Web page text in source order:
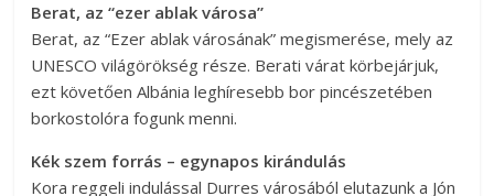
Berat, az “ezer ablak városa”
Berat, az “Ezer ablak városának” megismerése, mely az
UNESCO világörökség része. Berati várat körbejárjuk,
ezt követően Albánia leghíresebb bor pincészetében
borkostolóra fogunk menni.
Kék szem forrás – egynapos kirándulás
Kora reggeli indulással Durres városából elutazunk a Jón